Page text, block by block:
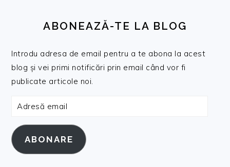
ABONEAZĂ-TE LA BLOG
Introdu adresa de email pentru a te abona la acest
blog și vei primi notificări prin email când vor fi
publicate articole noi.
Adresă
ABONARE